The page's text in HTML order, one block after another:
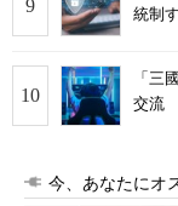
統制
「三
交流
今、あなたにオ